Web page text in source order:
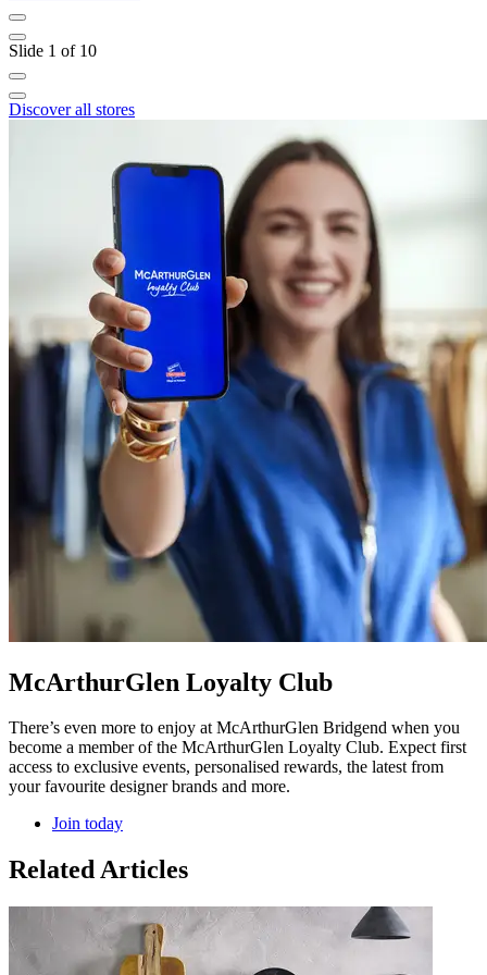
Slide 1 of 10
Discover all stores
McArthurGlen Loyalty Club
There’s even more to enjoy at McArthurGlen Bridgend when you
become a member of the McArthurGlen Loyalty Club. Expect first
access to exclusive events, personalised rewards, the latest from
your favourite designer brands and more.
Join today
Related Articles